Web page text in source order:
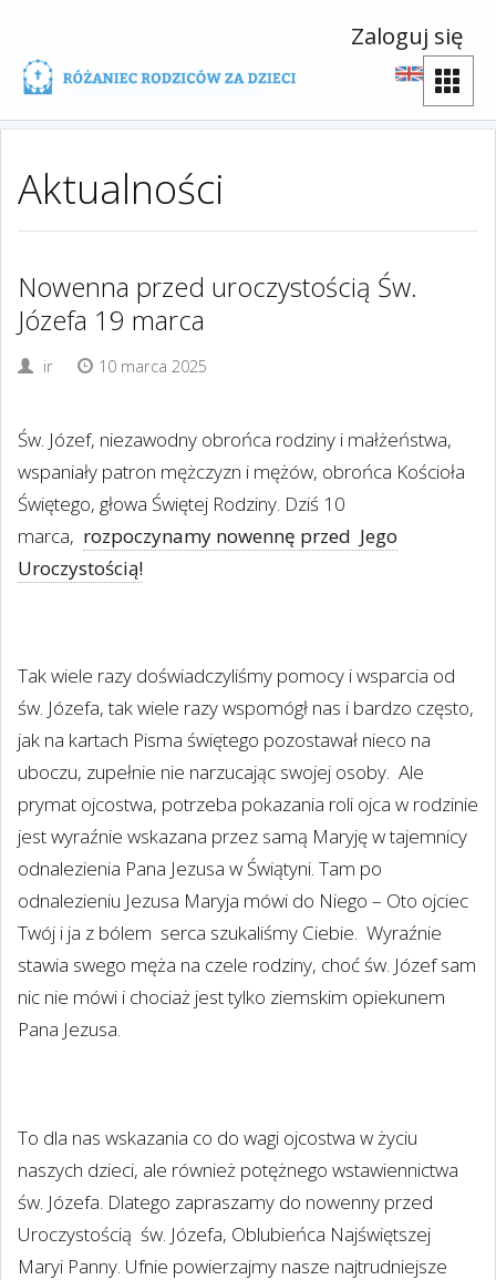
Zaloguj się
Aktualności
Nowenna przed uroczystością Św.
Józefa 19 marca
ir 10 marca 2025
Św. Józef, niezawodny obrońca rodziny i małżeństwa,
wspaniały patron mężczyzn i mężów, obrońca Kościoła
Świętego, głowa Świętej Rodziny. Dziś 10
marca, rozpoczynamy nowennę przed Jego
Uroczystością!
Tak wiele razy doświadczyliśmy pomocy i wsparcia od
św. Józefa, tak wiele razy wspomógł nas i bardzo często,
jak na kartach Pisma świętego pozostawał nieco na
uboczu, zupełnie nie narzucając swojej osoby. Ale
prymat ojcostwa, potrzeba pokazania roli ojca w rodzinie
jest wyraźnie wskazana przez samą Maryję w tajemnicy
odnalezienia Pana Jezusa w Świątyni. Tam po
odnalezieniu Jezusa Maryja mówi do Niego – Oto ojciec
Twój i ja z bólem serca szukaliśmy Ciebie. Wyraźnie
stawia swego męża na czele rodziny, choć św. Józef sam
nic nie mówi i chociaż jest tylko ziemskim opiekunem
Pana Jezusa.
To dla nas wskazania co do wagi ojcostwa w życiu
naszych dzieci, ale również potężnego wstawiennictwa
św. Józefa. Dlatego zapraszamy do nowenny przed
Uroczystością św. Józefa, Oblubieńca Najświętszej
Maryi Panny. Ufnie powierzajmy nasze najtrudniejsze